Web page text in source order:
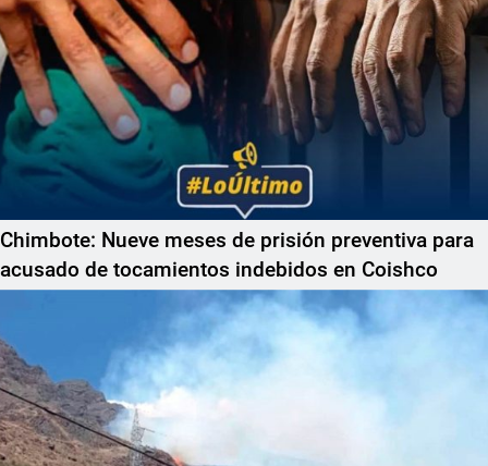
Chimbote: Nueve meses de prisión preventiva para
acusado de tocamientos indebidos en Coishco